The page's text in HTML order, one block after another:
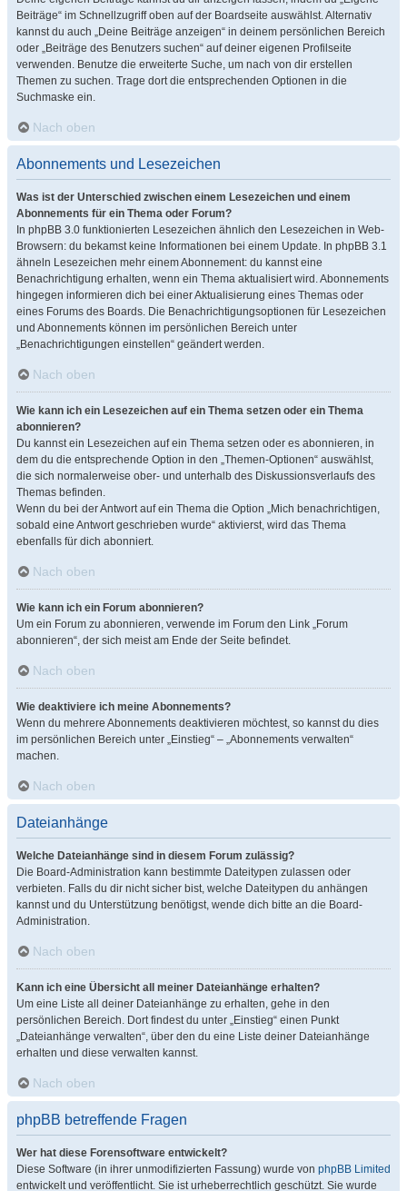
Beiträge“ im Schnellzugriff oben auf der Boardseite auswählst. Alternativ
kannst du auch „Deine Beiträge anzeigen“ in deinem persönlichen Bereich
oder „Beiträge des Benutzers suchen“ auf deiner eigenen Profilseite
verwenden. Benutze die erweiterte Suche, um nach von dir erstellen
Themen zu suchen. Trage dort die entsprechenden Optionen in die
Suchmaske ein.
Nach oben
Abonnements und Lesezeichen
Was ist der Unterschied zwischen einem Lesezeichen und einem
Abonnements für ein Thema oder Forum?
In phpBB 3.0 funktionierten Lesezeichen ähnlich den Lesezeichen in Web-
Browsern: du bekamst keine Informationen bei einem Update. In phpBB 3.1
ähneln Lesezeichen mehr einem Abonnement: du kannst eine
Benachrichtigung erhalten, wenn ein Thema aktualisiert wird. Abonnements
hingegen informieren dich bei einer Aktualisierung eines Themas oder
eines Forums des Boards. Die Benachrichtigungsoptionen für Lesezeichen
und Abonnements können im persönlichen Bereich unter
„Benachrichtigungen einstellen“ geändert werden.
Nach oben
Wie kann ich ein Lesezeichen auf ein Thema setzen oder ein Thema
abonnieren?
Du kannst ein Lesezeichen auf ein Thema setzen oder es abonnieren, in
dem du die entsprechende Option in den „Themen-Optionen“ auswählst,
die sich normalerweise ober- und unterhalb des Diskussionsverlaufs des
Themas befinden.
Wenn du bei der Antwort auf ein Thema die Option „Mich benachrichtigen,
sobald eine Antwort geschrieben wurde“ aktivierst, wird das Thema
ebenfalls für dich abonniert.
Nach oben
Wie kann ich ein Forum abonnieren?
Um ein Forum zu abonnieren, verwende im Forum den Link „Forum
abonnieren“, der sich meist am Ende der Seite befindet.
Nach oben
Wie deaktiviere ich meine Abonnements?
Wenn du mehrere Abonnements deaktivieren möchtest, so kannst du dies
im persönlichen Bereich unter „Einstieg“ – „Abonnements verwalten“
machen.
Nach oben
Dateianhänge
Welche Dateianhänge sind in diesem Forum zulässig?
Die Board-Administration kann bestimmte Dateitypen zulassen oder
verbieten. Falls du dir nicht sicher bist, welche Dateitypen du anhängen
kannst und du Unterstützung benötigst, wende dich bitte an die Board-
Administration.
Nach oben
Kann ich eine Übersicht all meiner Dateianhänge erhalten?
Um eine Liste all deiner Dateianhänge zu erhalten, gehe in den
persönlichen Bereich. Dort findest du unter „Einstieg“ einen Punkt
„Dateianhänge verwalten“, über den du eine Liste deiner Dateianhänge
erhalten und diese verwalten kannst.
Nach oben
phpBB betreffende Fragen
Wer hat diese Forensoftware entwickelt?
Diese Software (in ihrer unmodifizierten Fassung) wurde von phpBB Limited
entwickelt und veröffentlicht. Sie ist urheberrechtlich geschützt. Sie wurde